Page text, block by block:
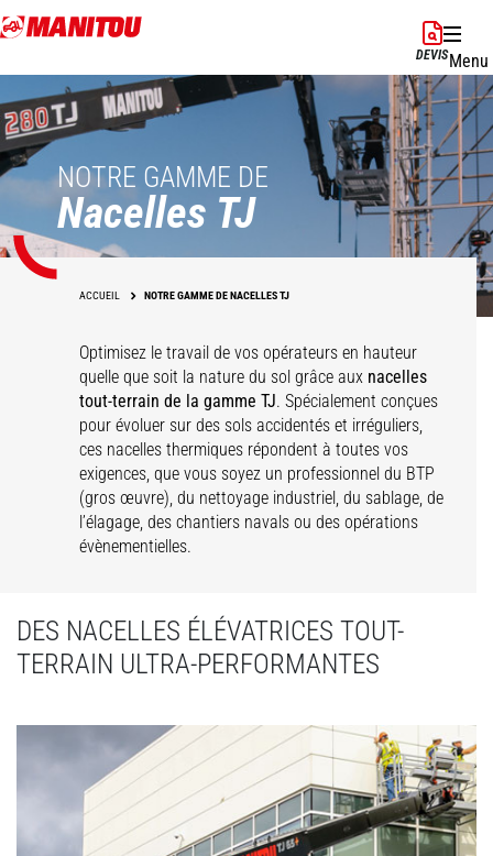
Aller
au
principal
DEVISMenu
NOTRE GAMME DE
Nacelles TJ
ACCUEIL NOTRE GAMME DE NACELLES TJ
Optimisez le travail de vos opérateurs en hauteur
quelle que soit la nature du sol grâce aux nacelles
tout-terrain de la gamme TJ. Spécialement conçues
pour évoluer sur des sols accidentés et irréguliers,
ces nacelles thermiques répondent à toutes vos
exigences, que vous soyez un professionnel du BTP
(gros œuvre), du nettoyage industriel, du sablage, de
l’élagage, des chantiers navals ou des opérations
évènementielles.
DES NACELLES ÉLÉVATRICES TOUT-
TERRAIN ULTRA-PERFORMANTES